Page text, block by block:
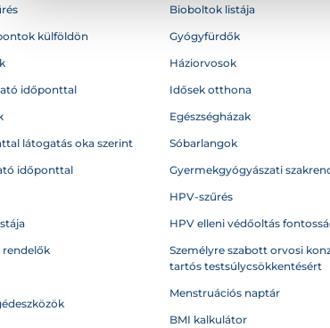
külföldön
időponttal
látogatás oka szerint
időponttal
rendelők
Bioboltok listája
Gyógyfürdők
Háziorvosok
Idősek otthona
Egészségházak
Sóbarlangok
Gyermekgyógyászati
HPV-szűrés
HPV elleni védőoltás
Személyre szabott orvosi
tartós testsúlycsökkentésért
Menstruációs naptár
BMI kalkulátor